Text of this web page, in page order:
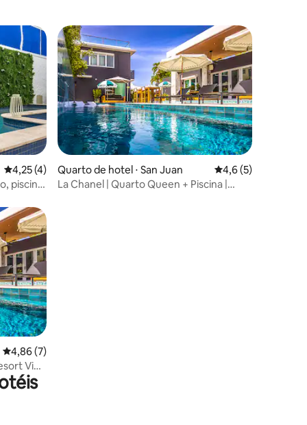
4,25 de uma avaliação média de 5, 4 avaliações
4,25 (4)
piscina,
Quarto de hotel ⋅ San Juan 4,6 de uma
4,6 (5)
La Chanel | Quarto Queen + Piscina |
4,86 de uma avaliação média de 5, 7 avaliações
4,86 (7)
Vibe